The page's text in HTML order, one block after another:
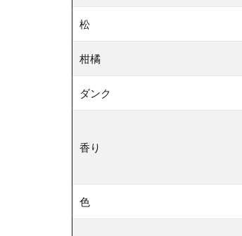
松
柑橘
ダンク
香り
色